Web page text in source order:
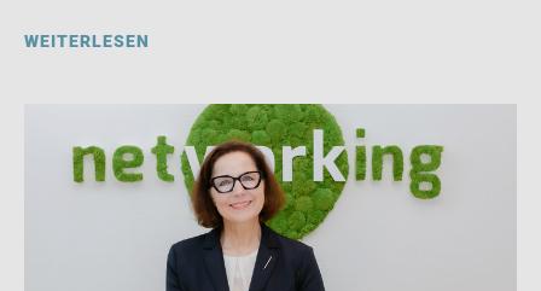
WEITERLESEN